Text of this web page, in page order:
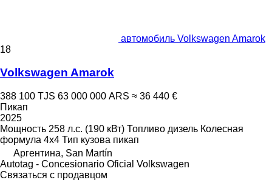
автомобиль Volkswagen Amarok
18
Volkswagen Amarok
388 100 TJS 63 000 000 ARS ≈ 36 440 €
Пикап
2025
Мощность 258 л.с. (190 кВт) Топливо дизель Колесная
формула 4x4 Тип кузова пикап
Аргентина, San Martín
Autotag - Concesionario Oficial Volkswagen
Связаться с продавцом